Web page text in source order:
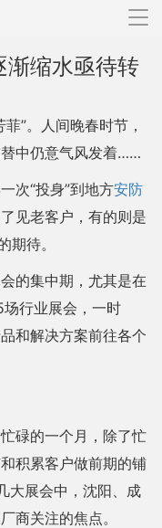
导
渐缩水亟待转
”。人间晚春时节，
中仍意气风发着……
次“投身”到地方安防
见老客户，有的则是
期待。
的集中期，尤其是在
行业展会，一时
和解决方案前往各个
碌的一个月，除了忙
积累客户做前期的铺
大展会中，沈阳、成
商关注的焦点。